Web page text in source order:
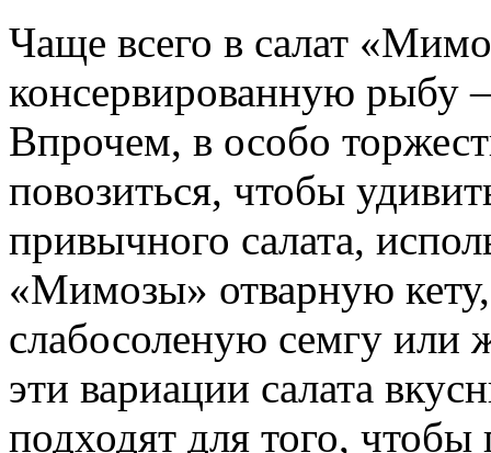
Чаще всего в салат
консервированную рыбу
Впрочем, в особо
повозиться, чтобы
привычного салата,
«Мимозы» отварную
слабосоленую семгу или
эти вариации салата
подходят для того,